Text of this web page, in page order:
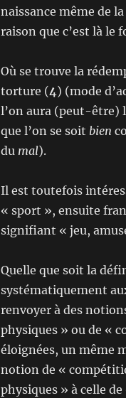
naissance même de
raison que c’est là le
Où se trouve la
torture (4) (mode
l’on aura (peut-être)
que l’on se soit bien
du mal).
Il est toutefois
« sport », ensuite
signifiant « jeu,
Quelle que soit la
systématiquement
renvoyer à des
physiques » ou de «
éloignées, un même
notion de «
physiques » à celle